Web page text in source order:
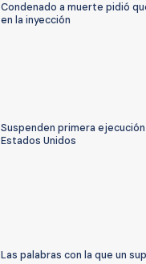
Condenado a muerte pidió
en la inyección
Suspenden primera
Estados Unidos
Las palabras con la que un